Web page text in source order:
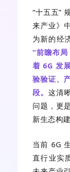
“十五五”
来产业》
为新的经
“前瞻布
着 6G 发
验验证、
段。 这清
问题，更
新生态构建
当前 6G
直行业实